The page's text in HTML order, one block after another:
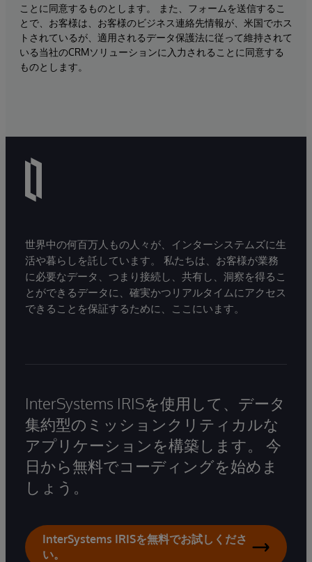
ことに同意するものとします。 また、フォームを送信するこ
とで、お客様は、お客様のビジネス連絡先情報が、米国でホス
トされているが、適用されるデータ保護法に従って維持されて
いる当社のCRMソリューションに入力されることに同意する
ものとします。
世界中の何百万人もの人々が、インターシステムズに生
活や暮らしを託しています。 私たちは、お客様が業務
に必要なデータ、つまり接続し、共有し、洞察を得るこ
とができるデータに、確実かつリアルタイムにアクセス
できることを保証するために、ここにいます。
InterSystems IRISを使用して、データ
集約型のミッションクリティカルな
アプリケーションを構築します。 今
日から無料でコーディングを始めま
しょう。
InterSystems IRISを無料でお試しくださ
い。